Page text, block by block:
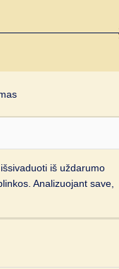
iš uždarumo
Analizuojant save,